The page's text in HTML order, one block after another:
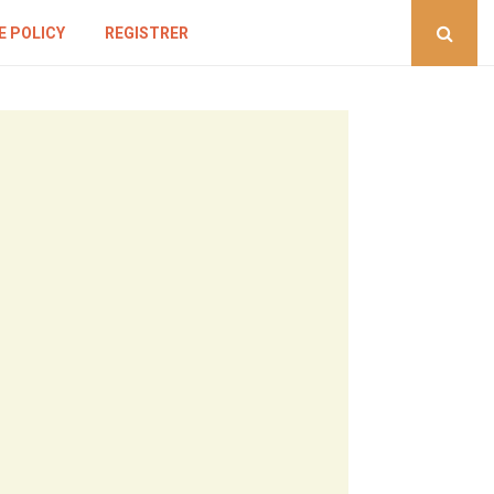
POLICY REGISTRER